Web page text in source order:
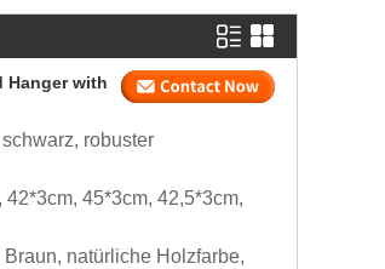
Hanger with
robuster
45*3cm, 42,5*3cm,
natürliche Holzfarbe,